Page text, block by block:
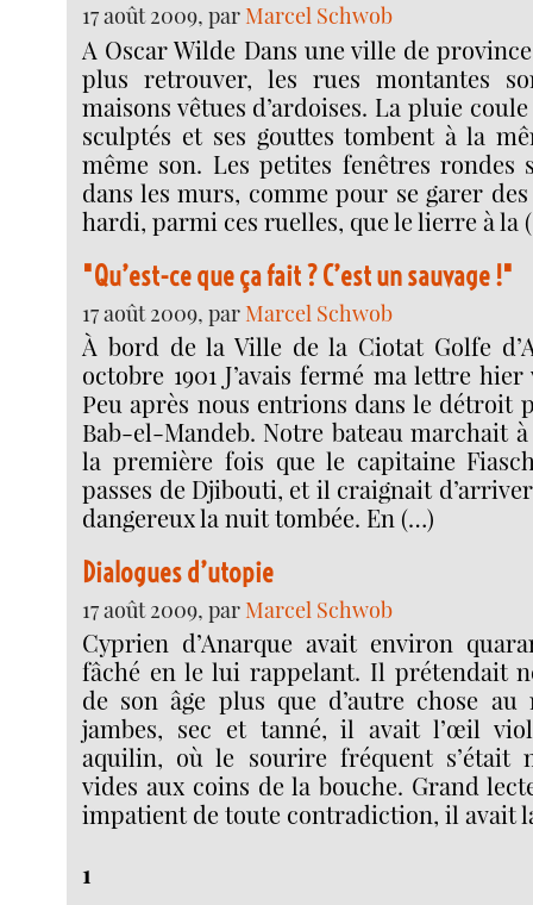
17 août 2009, par Marcel Schwob
A Oscar Wilde Dans une ville de
plus retrouver, les rues montantes
maisons vêtues d’ardoises. La pluie
sculptés et ses gouttes tombent à la
même son. Les petites fenêtres rondes
dans les murs, comme pour se garer
hardi, parmi ces ruelles, que le lierre à la
"Qu’est-ce que ça fait ? C’est un sauvage !"
17 août 2009, par Marcel Schwob
À bord de la Ville de la Ciotat Golfe
octobre 1901 J’avais fermé ma lettre
Peu après nous entrions dans le détroit
Bab-el-Mandeb. Notre bateau marchait
la première fois que le capitaine
passes de Djibouti, et il craignait
dangereux la nuit tombée. En (…)
Dialogues d’utopie
17 août 2009, par Marcel Schwob
Cyprien d’Anarque avait environ
fâché en le lui rappelant. Il prétendait
de son âge plus que d’autre chose
jambes, sec et tanné, il avait l’œil
aquilin, où le sourire fréquent s’était
vides aux coins de la bouche. Grand
impatient de toute contradiction, il avait
1